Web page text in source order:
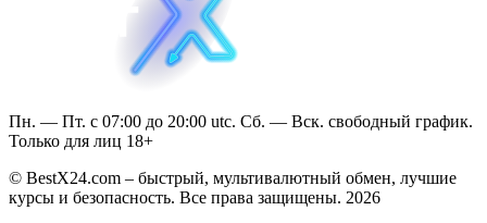
Пн. — Пт. с 07:00 до 20:00 utc. Сб. — Вск. свободный график.
Только для лиц 18+
© BestX24.com – быстрый, мультивалютный обмен, лучшие
курсы и безопасность. Все права защищены. 2026